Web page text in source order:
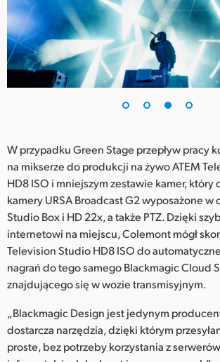
W przypadku Green Stage przepływ pracy
na mikserze do produkcji na żywo ATEM
HD8 ISO i mniejszym zestawie kamer, który
kamery URSA Broadcast G2 wyposażone
Studio Box i HD 22x, a także PTZ. Dzięki
internetowi na miejscu, Colemont mógł
Television Studio HD8 ISO do
nagrań do tego samego Blackmagic Cloud
znajdującego się w wozie transmisyjnym.
„Blackmagic Design jest jedynym
dostarcza narzędzia, dzięki którym
proste, bez potrzeby korzystania z